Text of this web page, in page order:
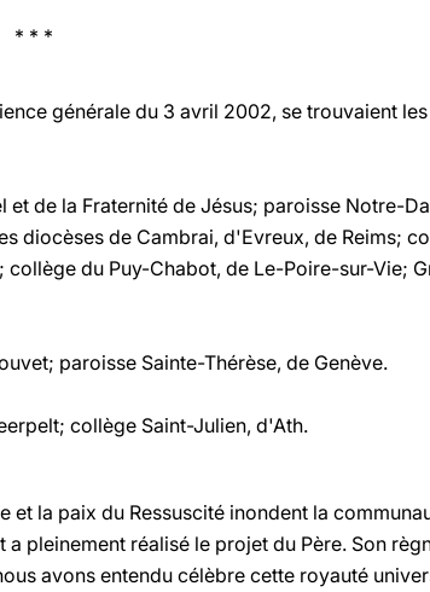
générale du 3 avril 2002, se trouvaient
et de la Fraternité de Jésus; paroisse Notre-
diocèses de Cambrai, d'Evreux, de Reims;
du Puy-Chabot, de Le-Poire-sur-Vie;
paroisse Sainte-Thérèse, de Genève.
collège Saint-Julien, d'Ath.
et la paix du Ressuscité inondent la
pleinement réalisé le projet du Père. Son
avons entendu célèbre cette royauté